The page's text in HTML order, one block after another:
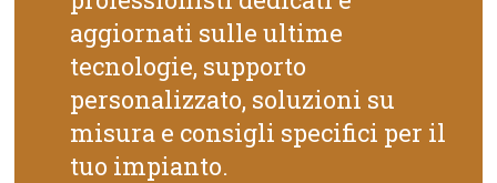
aggiornati sulle ultime
tecnologie, supporto
personalizzato, soluzioni su
misura e consigli specifici per il
tuo impianto.